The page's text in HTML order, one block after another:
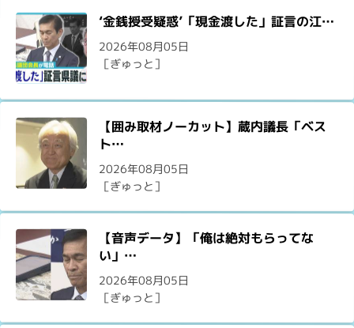
‘金銭授受疑惑’「現金渡した」証言の江…
2026年08月05日
［ぎゅっと］
【囲み取材ノーカット】蔵内議長「ベス
ト…
2026年08月05日
［ぎゅっと］
【音声データ】「俺は絶対もらってな
い」…
2026年08月05日
［ぎゅっと］